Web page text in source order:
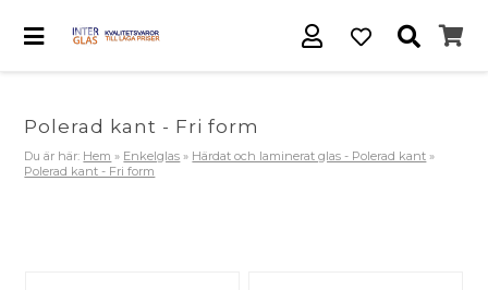
Polerad kant - Fri form
Du är här: Hem » Enkelglas » Härdat och laminerat glas - Polerad kant »
Polerad kant - Fri form